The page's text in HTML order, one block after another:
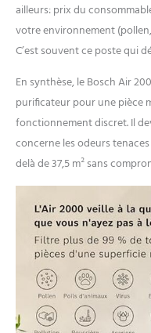
ailleurs: prix du
votre environnement
C’est souvent ce poste qui
En synthèse, le Bosch Air
purificateur pour une pièce
fonctionnement discret. Il
concerne les odeurs
delà de 37,5 m² sans